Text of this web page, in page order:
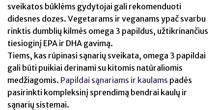
sveikatos būklėms gydytojai gali rekomenduoti
didesnes dozes. Vegetarams ir veganams ypač svarbu
rinktis dumblių kilmės omega 3 papildus, užtikrinančius
tiesioginį EPA ir DHA gavimą.
Tiems, kas rūpinasi sąnarių sveikata, omega 3 papildai
gali būti puikiai derinami su kitomis natūraliomis
medžiagomis. Papildai sąnariams ir kaulams padės
pasirinkti kompleksinį sprendimą bendrai kaulų ir
sąnarių sistemai.